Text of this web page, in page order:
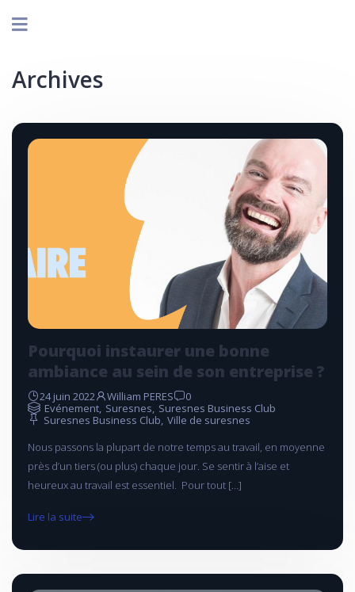
Archives
Pourquoi instaurer une bonne
ambiance au sein de son entreprise ?
24 juin 2022 William PERES
0
Evénement Suresnes Suresnes Business Club
Suresnes Business Club Ville de suresnes
Nous passons la plupart de notre temps au travail, en moyenne
près d’un tiers (ou plus) chaque jour. Se sentir à l’aise et
heureux au travail est essentiel. Pour tout […]
Lire la suite